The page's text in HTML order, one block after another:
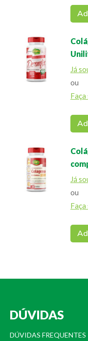
Já
ou
Já
ou
DÚVIDAS
DÚVIDAS FREQUENTES